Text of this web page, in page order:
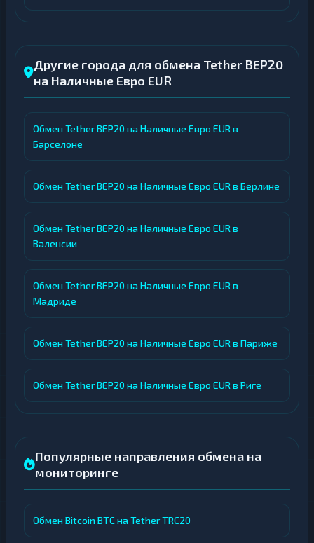
Другие города для обмена Tether BEP20
на Наличные Евро EUR
Обмен Tether BEP20 на Наличные Евро EUR в
Барселоне
Обмен Tether BEP20 на Наличные Евро EUR в Берлине
Обмен Tether BEP20 на Наличные Евро EUR в
Валенсии
Обмен Tether BEP20 на Наличные Евро EUR в
Мадриде
Обмен Tether BEP20 на Наличные Евро EUR в Париже
Обмен Tether BEP20 на Наличные Евро EUR в Риге
Популярные направления обмена на
мониторинге
Обмен Bitcoin BTC на Tether TRC20